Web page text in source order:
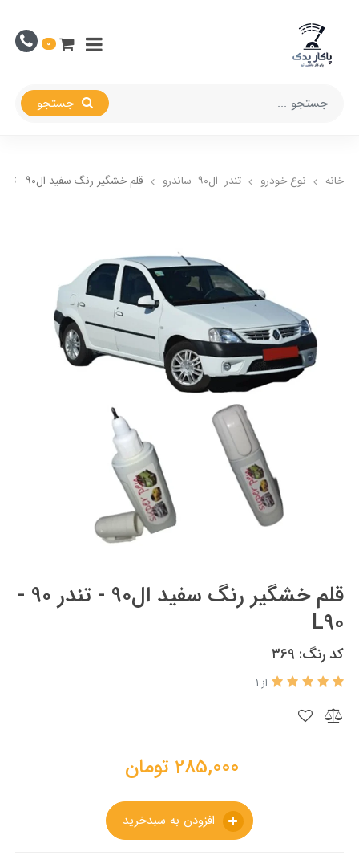
0
خانه نوع خودرو تندر- ال۹۰- ساندرو قلم خشگیر رنگ سفید ال۹۰ - تندر ۹۰ - L۹۰
قلم خشگیر رنگ سفید ال۹۰ - تندر ۹۰ -
L۹۰
کد رنگ: ۳۶۹
از 1
285,000 تومان